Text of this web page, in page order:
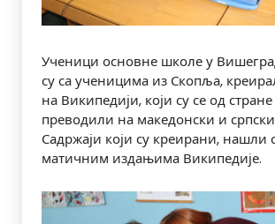
Ученици основне школе у
су са ученицима из Скопља,
на Википедији, који су се од
преводили на македонски и српски
Садржаји који су креирани, нашли
матичним издањима Википедије.